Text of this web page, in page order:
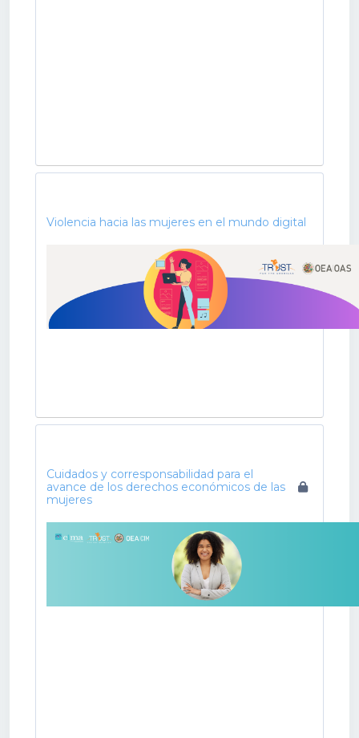
Violencia hacia las mujeres en el mundo digital
Cuidados y corresponsabilidad para el
avance de los derechos económicos de las
mujeres